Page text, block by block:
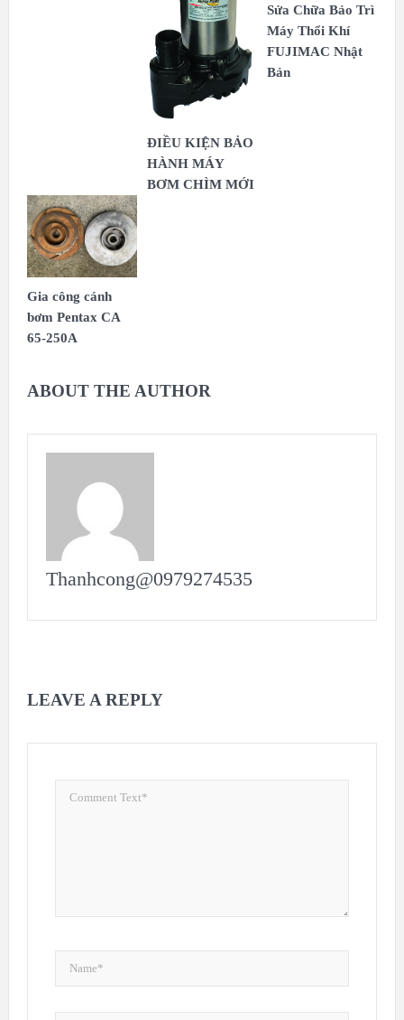
ĐIỀU KIỆN BẢO
HÀNH MÁY
BƠM CHÌM MỚI
Sửa Chữa Bảo Trì
Máy Thổi Khí
FUJIMAC Nhật
Bản
Gia công cánh
bơm Pentax CA
65-250A
ABOUT THE AUTHOR
Thanhcong@0979274535
LEAVE A REPLY